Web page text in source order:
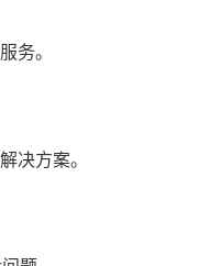
务。
方案。